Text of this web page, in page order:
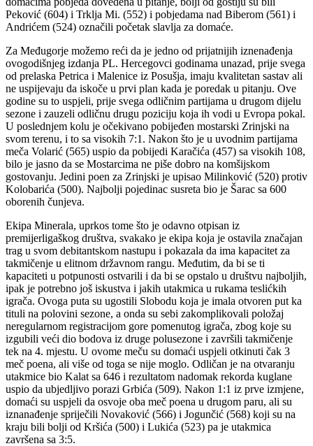
Peković (604) i Trklja Mi. (552) i pobjedama nad Biberom (561) i
Andrićem (524) označili početak slavlja za domaće.
Za Međugorje možemo reći da je jedno od prijatnijih iznenađenja
ovogodišnjeg izdanja PL. Hercegovci godinama unazad, prije svega
od prelaska Petrica i Malenice iz Posušja, imaju kvalitetan sastav ali
ne uspijevaju da iskoče u prvi plan kada je poredak u pitanju. Ove
godine su to uspjeli, prije svega odličnim partijama u drugom dijelu
sezone i zauzeli odličnu drugu poziciju koja ih vodi u Evropa pokal.
U poslednjem kolu je očekivano pobijeđen mostarski Zrinjski na
svom terenu, i to sa visokih 7:1. Nakon što je u uvodnim partijama
meča Volarić (565) uspio da pobijedi Karačića (457) sa visokih 108,
bilo je jasno da se Mostarcima ne piše dobro na komšijskom
gostovanju. Jedini poen za Zrinjski je upisao Milinković (520) protiv
Kolobarića (500). Najbolji pojedinac susreta bio je Šarac sa 600
oborenih čunjeva.
Ekipa Minerala, uprkos tome što je odavno otpisan iz
premijerligaškog društva, svakako je ekipa koja je ostavila značajan
trag u svom debitantskom nastupu i pokazala da ima kapacitet za
takmičenje u elitnom državnom rangu. Međutim, da bi se ti
kapaciteti u potpunosti ostvarili i da bi se opstalo u društvu najboljih,
ipak je potrebno još iskustva i jakih utakmica u rukama teslićkih
igrača. Ovoga puta su ugostili Slobodu koja je imala otvoren put ka
tituli na polovini sezone, a onda su sebi zakomplikovali položaj
neregularnom registracijom gore pomenutog igrača, zbog koje su
izgubili veći dio bodova iz druge polusezone i završili takmičenje
tek na 4. mjestu. U ovome meču su domaći uspjeli otkinuti čak 3
meč poena, ali više od toga se nije moglo. Odličan je na otvaranju
utakmice bio Kalat sa 646 i rezultatom nadomak rekorda kuglane
uspio da ubjedljivo porazi Grbića (509). Nakon 1:1 iz prve izmjene,
domaći su uspjeli da osvoje oba meč poena u drugom paru, ali su
iznanađenje spriječili Novaković (566) i Jogunčić (568) koji su na
kraju bili bolji od Kršića (500) i Lukića (523) pa je utakmica
završena sa 3:5.